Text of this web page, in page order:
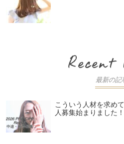
最新の記
こういう人材を求め
人募集始まりました！